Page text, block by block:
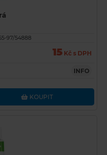
97/54888
15 Kč s DPH
INFO
KOUPIT